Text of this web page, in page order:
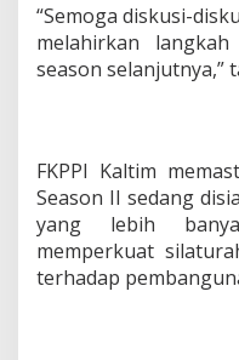
“Semoga diskusi-
melahirkan
season selanjutnya,”
FKPPI Kaltim
Season II sedang
yang lebih
memperkuat
terhadap